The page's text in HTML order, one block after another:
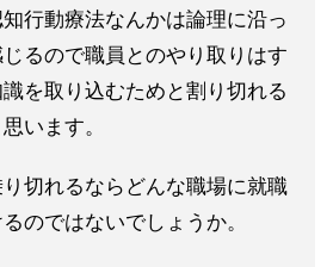
行動療法なんかは論理に沿っ
るので職員とのやり取りはす
を取り込むためと割り切れる
います。
切れるならどんな職場に就職
のではないでしょうか。